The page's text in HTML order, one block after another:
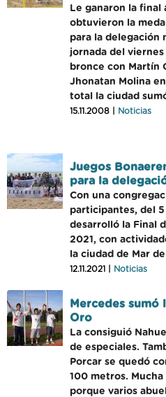
Le ganaron la final
obtuvieron la
para la delegación
jornada del
bronce con Martín
Jhonatan Molina
total la ciudad
15.11.2008 | Noticias
Juegos
para la
Con una
participantes, del
desarrolló la Final
2021, con
la ciudad de Mar
12.11.2021 | Noticias
Mercedes sumó
Oro
La consiguió
de especiales.
Porcar se quedó
100 metros.
porque varios